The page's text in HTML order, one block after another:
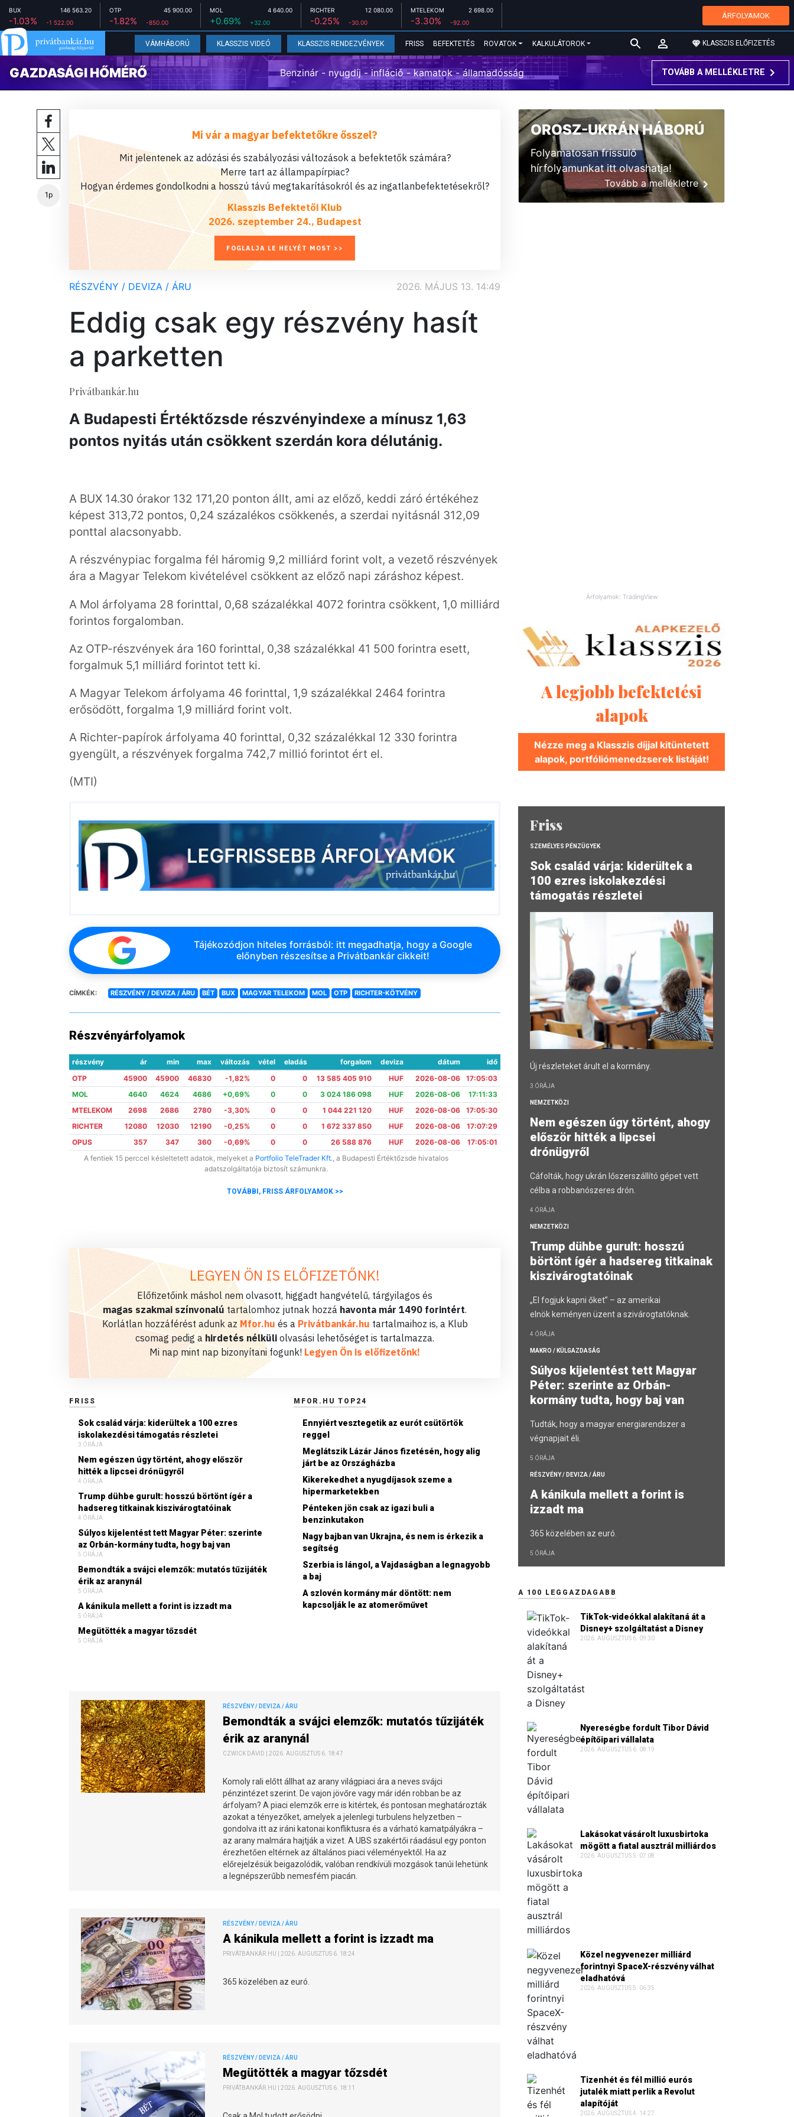
BUX 146 563.20
-1.03% -1 522.00
OTP 45 900.00
-1.82% -850.00
MOL 4 640.00
+0.69% +32.00
RICHTER 12 080.00
-0.25% -30.00
MTELEKOM 2 698.00
-3.30% -92.00
ÁRFOLYAMOK
VÁMHÁBORÚ KLASSZIS VIDEÓ KLASSZIS RENDEZVÉNYEK FRISS BEFEKTETÉS ROVATOK KALKULÁTOROK KLASSZIS ELŐFIZETÉS
GAZDASÁGI HŐMÉRŐ Benzinár - nyugdíj - infláció - kamatok - államadósság TOVÁBB A MELLÉKLETRE
1p
Mi vár a magyar befektetőkre ősszel?
Mit jelentenek az adózási és szabályozási változások a befektetők számára?
Merre tart az állampapírpiac?
Hogyan érdemes gondolkodni a hosszú távú megtakarításokról és az ingatlanbefektetésekről?
Klasszis Befektetői Klub
2026. szeptember 24., Budapest
FOGLALJA LE HELYÉT MOST >>
RÉSZVÉNY / DEVIZA / ÁRU 2026. MÁJUS 13. 14:49
Eddig csak egy részvény hasít
a parketten
Privátbankár.hu
A Budapesti Értéktőzsde részvényindexe a mínusz 1,63
pontos nyitás után csökkent szerdán kora délutánig.
A BUX 14.30 órakor 132 171,20 ponton állt, ami az előző, keddi záró értékéhez
képest 313,72 pontos, 0,24 százalékos csökkenés, a szerdai nyitásnál 312,09
ponttal alacsonyabb.
A részvénypiac forgalma fél háromig 9,2 milliárd forint volt, a vezető részvények
ára a Magyar Telekom kivételével csökkent az előző napi záráshoz képest.
A Mol árfolyama 28 forinttal, 0,68 százalékkal 4072 forintra csökkent, 1,0 milliárd
forintos forgalomban.
Az OTP-részvények ára 160 forinttal, 0,38 százalékkal 41 500 forintra esett,
forgalmuk 5,1 milliárd forintot tett ki.
A Magyar Telekom árfolyama 46 forinttal, 1,9 százalékkal 2464 forintra
erősödött, forgalma 1,9 milliárd forint volt.
A Richter-papírok árfolyama 40 forinttal, 0,32 százalékkal 12 330 forintra
gyengült, a részvények forgalma 742,7 millió forintot ért el.
(MTI)
Tájékozódjon hiteles forrásból: itt megadhatja, hogy a Google
előnyben részesítse a Privátbankár cikkeit!
CÍMKÉK: RÉSZVÉNY / DEVIZA / ÁRU BÉT BUX MAGYAR TELEKOM MOL OTP RICHTER-KÖTVÉNY
Részvényárfolyamok
részvény ár min max változás vétel eladás forgalom deviza dátum
idő
OTP
45900 45900 46830 -1,82% 0 0 13 585 405 910 HUF 2026-08-06
17:05:03
MOL
4640 4624 4686 +0,69% 0 0 3 024 186 098 HUF 2026-08-06
17:11:33
MTELEKOM
2698 2686 2780 -3,30% 0 0 1 044 221 120 HUF 2026-08-06
17:05:30
RICHTER
12080 12030 12190 -0,25% 0 0 1 672 337 850 HUF 2026-08-06
17:07:29
OPUS
357 347 360 -0,69% 0 0 26 588 876 HUF 2026-08-06
17:05:01
A fentiek 15 perccel késleltetett adatok, melyeket a Portfolio TeleTrader Kft. , a Budapesti Értéktőzsde hivatalos
adatszolgáltatója biztosít számunkra.
TOVÁBBI, FRISS ÁRFOLYAMOK >>
LEGYEN ÖN IS ELŐFIZETŐNK!
Előfizetőink máshol nem olvasott, higgadt hangvételű, tárgyilagos és
magas szakmai színvonalú tartalomhoz jutnak hozzá havonta már 1490 forintért.
Korlátlan hozzáférést adunk az Mfor.hu és a Privátbankár.hu tartalmaihoz is, a Klub
csomag pedig a hirdetés nélküli olvasási lehetőséget is tartalmazza.
Mi nap mint nap bizonyítani fogunk! Legyen Ön is előfizetőnk!
FRISS
Sok család várja: kiderültek a 100 ezres
iskolakezdési támogatás részletei
3 ÓRÁJA
Nem egészen úgy történt, ahogy először
hitték a lipcsei drónügyről
4 ÓRÁJA
Trump dühbe gurult: hosszú börtönt ígér a
hadsereg titkainak kiszivárogtatóinak
4 ÓRÁJA
Súlyos kijelentést tett Magyar Péter: szerinte
az Orbán-kormány tudta, hogy baj van
5 ÓRÁJA
Bemondták a svájci elemzők: mutatós tűzijáték
érik az aranynál
5 ÓRÁJA
A kánikula mellett a forint is izzadt ma
5 ÓRÁJA
Megütötték a magyar tőzsdét
5 ÓRÁJA
MFOR.HU TOP24
Ennyiért vesztegetik az eurót csütörtök
reggel
Meglátszik Lázár János fizetésén, hogy alig
járt be az Országházba
Kikerekedhet a nyugdíjasok szeme a
hipermarketekben
Pénteken jön csak az igazi buli a
benzinkutakon
Nagy bajban van Ukrajna, és nem is érkezik a
segítség
Szerbia is lángol, a Vajdaságban a legnagyobb
a baj
A szlovén kormány már döntött: nem
kapcsolják le az atomerőművet
RÉSZVÉNY / DEVIZA / ÁRU
Bemondták a svájci elemzők: mutatós tűzijáték
érik az aranynál
CZWICK DÁVID | 2026. AUGUSZTUS 6. 18:47
Komoly rali előtt állhat az arany világpiaci ára a neves svájci
pénzintézet szerint. De vajon jövőre vagy már idén robban be az
árfolyam? A piaci elemzők erre is kitértek, és pontosan meghatározták
azokat a tényezőket, amelyek a jelenlegi turbulens helyzetben –
gondolva itt az iráni katonai konfliktusra és a várható kamatpályákra –
az arany malmára hajtják a vizet. A UBS szakértői ráadásul egy ponton
érezhetően eltérnek az általános piaci véleményektől. Ha az
előrejelzésük beigazolódik, valóban rendkívüli mozgások tanúi lehetünk
a legnépszerűbb nemesfém piacán.
RÉSZVÉNY / DEVIZA / ÁRU
A kánikula mellett a forint is izzadt ma
PRIVÁTBANKÁR.HU | 2026. AUGUSZTUS 6. 18:24
365 közelében az euró.
RÉSZVÉNY / DEVIZA / ÁRU
Megütötték a magyar tőzsdét
PRIVÁTBANKÁR.HU | 2026. AUGUSZTUS 6. 18:11
OROSZ-UKRÁN HÁBORÚ
Folyamatosan frissülő
hírfolyamunkat itt olvashatja!
Tovább a mellékletre
Árfolyamok: TradingView
A legjobb befektetési
alapok
Nézze meg a Klasszis díjjal kitüntetett
alapok, portfóliómenedzserek listáját!
Friss
SZEMÉLYES PÉNZÜGYEK
Sok család várja: kiderültek a
100 ezres iskolakezdési
támogatás részletei
Új részleteket árult el a kormány.
3 ÓRÁJA
NEMZETKÖZI
Nem egészen úgy történt, ahogy
először hitték a lipcsei
drónügyről
Cáfolták, hogy ukrán lőszerszállító gépet vett
célba a robbanószeres drón.
4 ÓRÁJA
NEMZETKÖZI
Trump dühbe gurult: hosszú
börtönt ígér a hadsereg titkainak
kiszivárogtatóinak
„El fogjuk kapni őket” – az amerikai
elnök keményen üzent a szivárogtatóknak.
4 ÓRÁJA
MAKRO / KÜLGAZDASÁG
Súlyos kijelentést tett Magyar
Péter: szerinte az Orbán-
kormány tudta, hogy baj van
Tudták, hogy a magyar energiarendszer a
végnapjait éli.
5 ÓRÁJA
RÉSZVÉNY / DEVIZA / ÁRU
A kánikula mellett a forint is
izzadt ma
365 közelében az euró.
5 ÓRÁJA
A 100 LEGGAZDAGABB
TikTok-videókkal alakítaná át a
Disney+ szolgáltatást a Disney
2026. AUGUSZTUS 6. 09:30
Nyereségbe fordult Tibor Dávid
építőipari vállalata
2026. AUGUSZTUS 6. 08:19
Lakásokat vásárolt luxusbirtoka
mögött a fiatal ausztrál milliárdos
2026. AUGUSZTUS 5. 07:08
Közel negyvenezer milliárd
forintnyi SpaceX-részvény válhat
eladhatóvá
2026. AUGUSZTUS 5. 06:35
Tizenhét és fél millió eurós
jutalék miatt perlik a Revolut
alapítóját
2026. AUGUSZTUS 4. 14:27